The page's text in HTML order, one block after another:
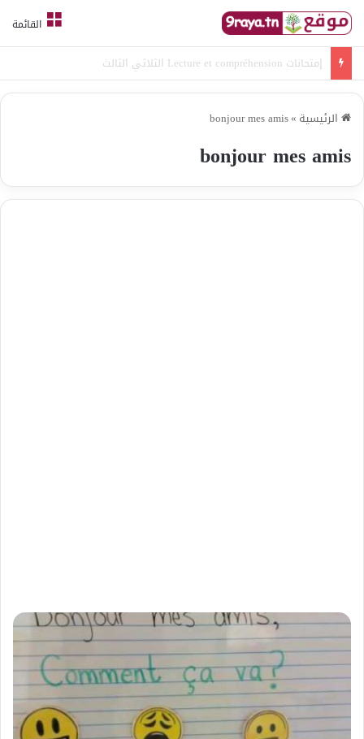
القائمة
امتحانات قواعد لغة الثلاثي الثالث
الرئيسية »
bonjour mes amis
bonjour mes amis